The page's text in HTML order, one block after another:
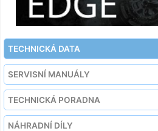
TECHNICKÁ DATA
SERVISNÍ MANUÁLY
TECHNICKÁ PORADNA
NÁHRADNÍ DÍLY